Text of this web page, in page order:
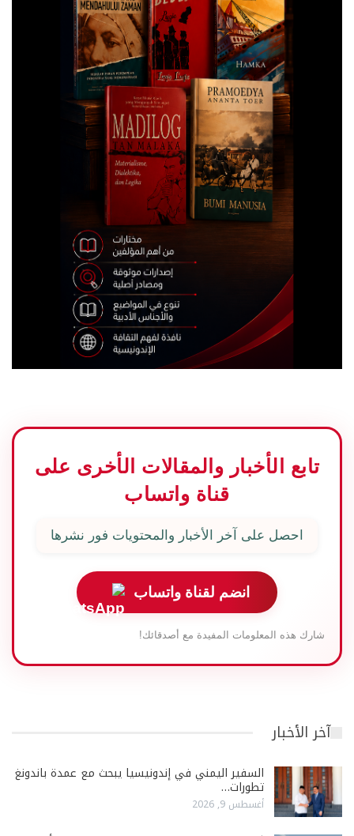
تابع الأخبار والمقالات الأخرى على
قناة واتساب
احصل على آخر الأخبار والمحتويات فور نشرها
انضم لقناة واتساب
شارك هذه المعلومات المفيدة مع أصدقائك!
آخر الأخبار
السفير اليمني في إندونيسيا يبحث مع عمدة باندونغ
تطورات…
أغسطس 9, 2026